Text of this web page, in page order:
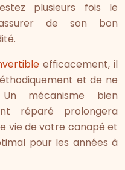
plusieurs fois le
de son bon
efficacement, il
et de ne
mécanisme bien
réparé prolongera
vie de votre canapé et
pour les années à